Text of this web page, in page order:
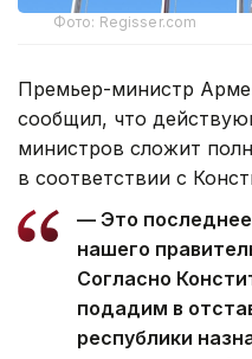
Фото: Regisser.com
Премьер-министр
сообщил, что
министров сложит
в соответствии с
— Это
нашего
Согласно
подадим в
республики